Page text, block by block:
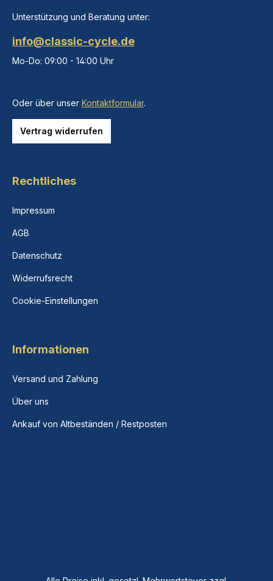
Unterstützung und Beratung unter:
info@classic-cycle.de
Mo-Do: 09:00 - 14:00 Uhr
Oder über unser Kontaktformular.
Vertrag widerrufen
Rechtliches
Impressum
AGB
Datenschutz
Widerrufsrecht
Cookie-Einstellungen
Informationen
Versand und Zahlung
Über uns
Ankauf von Altbeständen / Restposten